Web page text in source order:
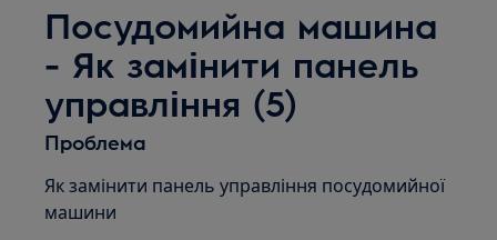
Посудомийна машина
- Як замінити панель
управління (5)
Проблема
Як замінити панель управління посудомийної
машини